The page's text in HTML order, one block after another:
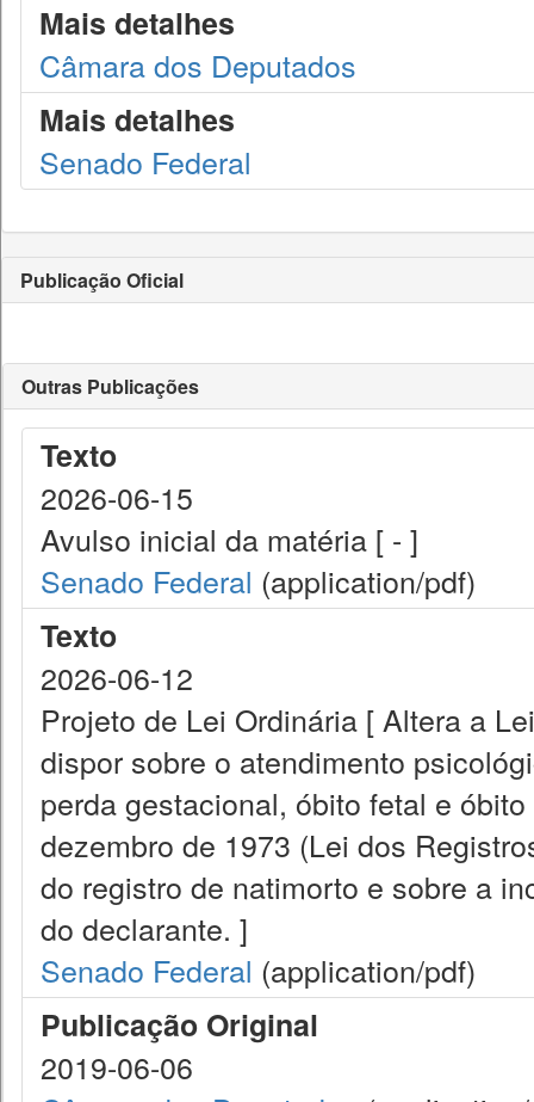
Mais detalhes
Câmara dos Deputados
Mais detalhes
Senado Federal
Publicação Oficial
Outras Publicações
Texto
2026-06-15
Avulso inicial da matéria [ - ]
Senado Federal (application/pdf)
Texto
2026-06-12
Projeto de Lei Ordinária [ Altera a
dispor sobre o atendimento
perda gestacional, óbito fetal e
dezembro de 1973 (Lei dos
do registro de natimorto e sobre a
do declarante. ]
Senado Federal (application/pdf)
Publicação Original
2019-06-06